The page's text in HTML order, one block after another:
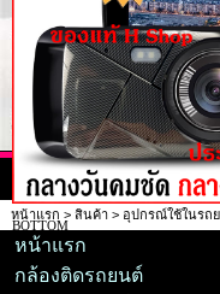
หน้าแรก สินค้า
หน้าแรก > สินค้า > อุปกรณ์ใช้ในรถ
หน้าแรก
กล้องติดรถยนต์
BOTTOM